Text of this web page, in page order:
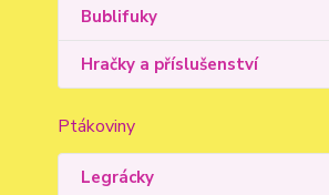
Bublifuky
Hračky a příslušenství
Ptákoviny
Legrácky